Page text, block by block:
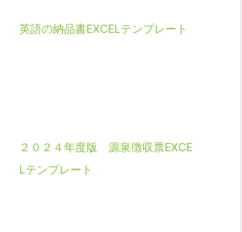
英語の納品書EXCELテンプレート
２０２４年度版 源泉徴収票EXCE
Lテンプレート